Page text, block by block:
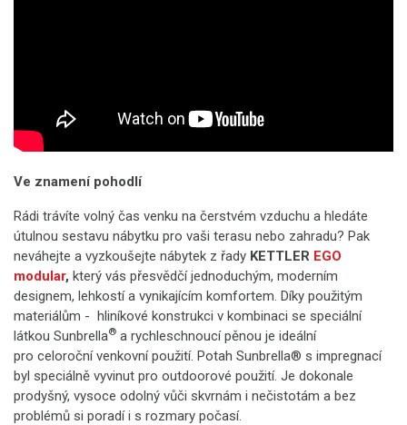
Ve znamení pohodlí
Rádi trávíte volný čas venku na čerstvém vzduchu a hledáte
útulnou sestavu nábytku pro vaši terasu nebo zahradu? Pak
neváhejte a vyzkoušejte nábytek z řady KETTLER EGO
modular, který vás přesvědčí jednoduchým, moderním
designem, lehkostí a vynikajícím komfortem. Díky použitým
materiálům - hliníkové konstrukci v kombinaci se speciální
látkou Sunbrella® a rychleschnoucí pěnou je ideální
pro celoroční venkovní použití. Potah Sunbrella® s impregnací
byl speciálně vyvinut pro outdoorové použití. Je dokonale
prodyšný, vysoce odolný vůči skvrnám i nečistotám a bez
problémů si poradí i s rozmary počasí.